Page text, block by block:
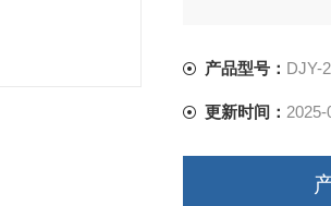
产品型号： DJY-
更新时间： 2025-